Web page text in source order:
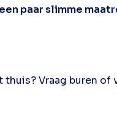
paar slimme
Vraag buren